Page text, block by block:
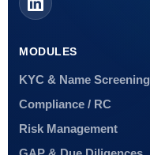
MODULES
KYC & Name Screening
Compliance / RC
Risk Management